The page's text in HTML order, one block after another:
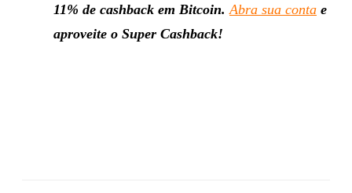
11% de cashback em Bitcoin. Abra sua conta e
aproveite o Super Cashback!